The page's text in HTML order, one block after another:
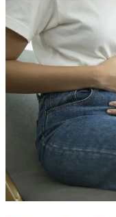
業界で選ぶ
カテゴリで選ぶ
調査の種類で選ぶ